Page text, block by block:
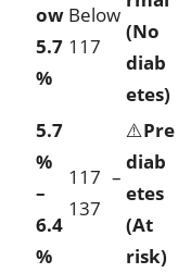
ow
5.7
%
Below
117
(No
diab
etes)
5.7
%
–
6.4
%
117 –
137
⚠️Pre
diab
etes
(At
risk)